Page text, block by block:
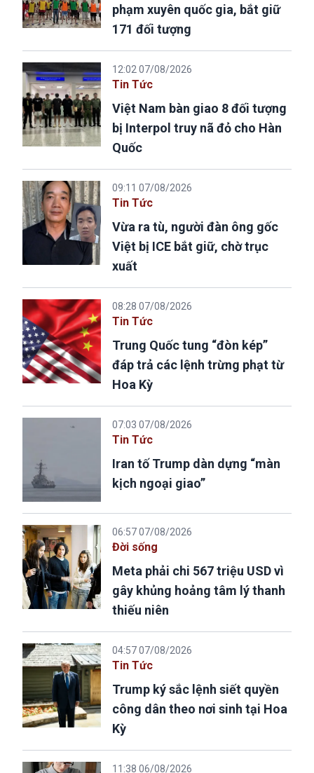
phạm xuyên quốc gia, bắt giữ
171 đối tượng
12:02 07/08/2026
Tin Tức
Việt Nam bàn giao 8 đối tượng
bị Interpol truy nã đỏ cho Hàn
Quốc
09:11 07/08/2026
Tin Tức
Vừa ra tù, người đàn ông gốc
Việt bị ICE bắt giữ, chờ trục
xuất
08:28 07/08/2026
Tin Tức
Trung Quốc tung “đòn kép”
đáp trả các lệnh trừng phạt từ
Hoa Kỳ
07:03 07/08/2026
Tin Tức
Iran tố Trump dàn dựng “màn
kịch ngoại giao”
06:57 07/08/2026
Đời sống
Meta phải chi 567 triệu USD vì
gây khủng hoảng tâm lý thanh
thiếu niên
04:57 07/08/2026
Tin Tức
Trump ký sắc lệnh siết quyền
công dân theo nơi sinh tại Hoa
Kỳ
11:38 06/08/2026